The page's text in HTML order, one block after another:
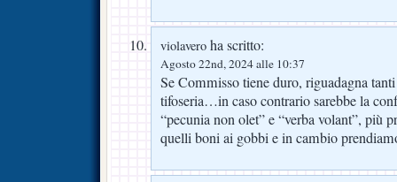
violavero ha scritto:
Agosto 22nd, 2024 alle 10:37
Se Commisso tiene duro, riguadagna
tifoseria…in caso contrario sarebbe la
“pecunia non olet” e “verba volant”, più
quelli boni ai gobbi e in cambio